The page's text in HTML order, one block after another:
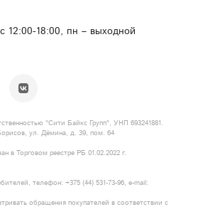
12:00-18:00, пн – выходной
"Сити Байкс Групп", УНП 693241881.
ул. Дёмина, д. 39, пом. 64
в Торговом реестре РБ 01.02.2022 г.
телефон: +375​ (44)​ 531​-73-96, e-mail:
обращения покупателей в соответствии с